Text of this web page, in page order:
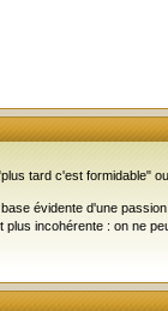
tard c'est formidable"
évidente d'une
incohérente : on ne